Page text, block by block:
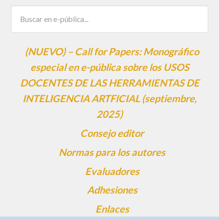
(NUEVO) – Call for Papers: Monográfico
especial en e-pública sobre los USOS
DOCENTES DE LAS HERRAMIENTAS DE
INTELIGENCIA ARTFICIAL (septiembre,
2025)
Consejo editor
Normas para los autores
Evaluadores
Adhesiones
Enlaces